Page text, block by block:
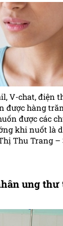
V-chat, điện
được hàng
được các
khi nuốt là
Thu Trang –
ung